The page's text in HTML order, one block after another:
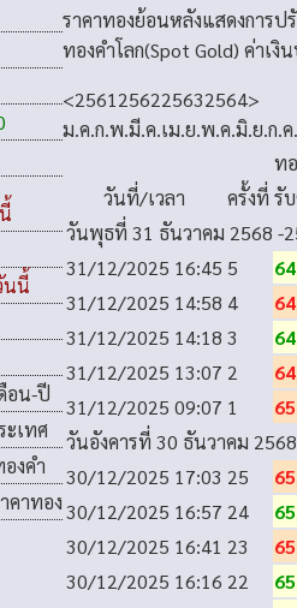
นนี้
อน-ปี
เทศ
งคำ
คาทอง
ราคาทองย้อนหลังแสดงการ
ทองคำโลก(Spot Gold) ค่าเ
<2561 256225632564>
ม.ค.ก.พ.มี.ค.เม.ย.พ.ค.มิ.ย.ก.ค.
ท
วันที่/เวลา
ครั้งที่ รั
วันพุธที่ 31 ธันวาคม 2568 -
31/12/2025 16:45 5
31/12/2025 14:58 4
31/12/2025 14:18 3
31/12/2025 13:07 2
31/12/2025 09:07 1
วันอังคารที่ 30 ธันวาคม 2568
30/12/2025 17:03 25
30/12/2025 16:57 24
30/12/2025 16:41 23
30/12/2025 16:16 22